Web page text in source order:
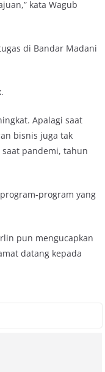
kata Wagub
di Bandar Madani
Apalagi saat
bisnis juga tak
pandemi, tahun
program yang
pun mengucapkan
datang kepada